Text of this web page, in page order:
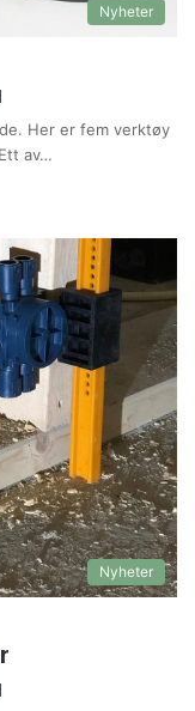
Nyheter
Her er fem verktøy
av…
Nyheter